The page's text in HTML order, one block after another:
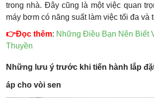
trong nhà. Đây cũng là một việc quan
máy bơm có năng suất làm việc tối đa và
👉Đọc thêm: Những Điều Bạn Nên Biết
Thuyền
Những lưu ý trước khi tiến hành lắp
áp cho vòi sen